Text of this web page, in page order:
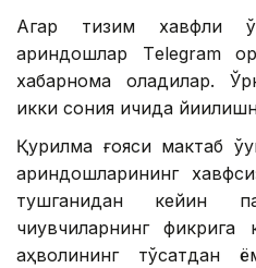
Агар тизим хавфли
қариндошлар Тelegram
хабарнома оладилар.
икки сония ичида
Қурилма ғояси мактаб
қариндошларининг
тушганидан кейин
чиқувчиларнинг
аҳволининг тўсатдан